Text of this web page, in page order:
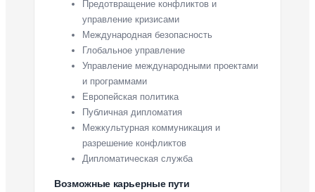
Предотвращение конфликтов и
управление кризисами
Международная безопасность
Глобальное управление
Управление международными проектами
и программами
Европейская политика
Публичная дипломатия
Межкультурная коммуникация и
разрешение конфликтов
Дипломатическая служба
Возможные карьерные пути